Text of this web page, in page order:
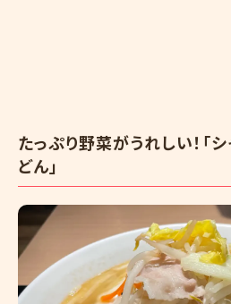
たっぷり野菜がうれしい！「
どん」